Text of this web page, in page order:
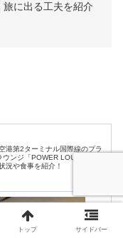
に出る工夫を紹介
港第2ターミナル国際線のプラ
ンジ「POWER LOUNGE
況や食事を紹介！
トップ サイドバー